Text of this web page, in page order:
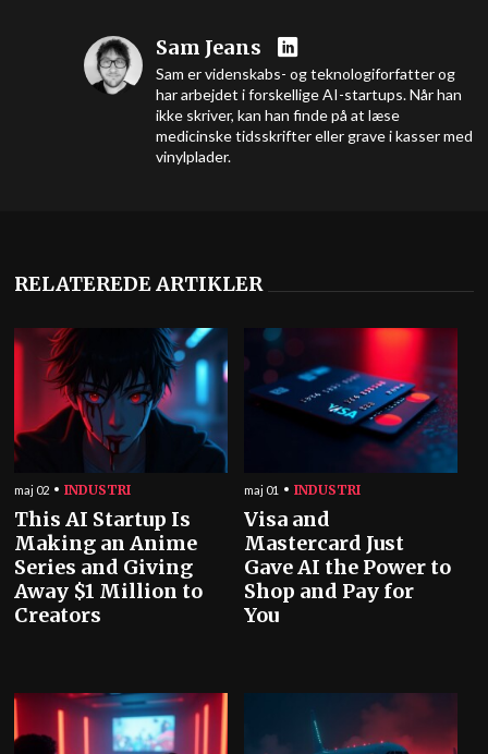
Sam Jeans
Sam er videnskabs- og teknologiforfatter og
har arbejdet i forskellige AI-startups. Når han
ikke skriver, kan han finde på at læse
medicinske tidsskrifter eller grave i kasser med
vinylplader.
RELATEREDE ARTIKLER
maj 02 INDUSTRI
This AI Startup Is
Making an Anime
Series and Giving
Away $1 Million to
Creators
maj 01 INDUSTRI
Visa and
Mastercard Just
Gave AI the Power to
Shop and Pay for
You